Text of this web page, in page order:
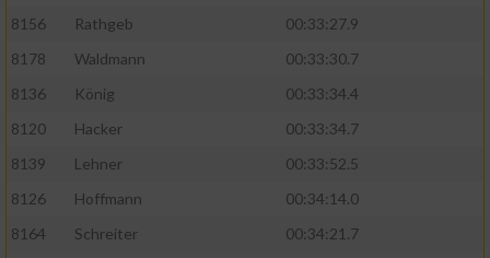
8156
Rathgeb
00:33:27.9
8178
Waldmann
00:33:30.7
8136
König
00:33:34.4
8120
Hacker
00:33:34.7
8139
Lehner
00:33:52.5
8126
Hoffmann
00:34:14.0
8164
Schreiter
00:34:21.7